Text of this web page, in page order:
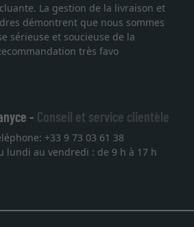
recherchais un cadre sur mesure pour
je suis tombée sur ce site. Le
sont au rendez vous. Emballage
et livraison dans les temps.
- Conseil et service clientèle
+33 9 73 03 61 38